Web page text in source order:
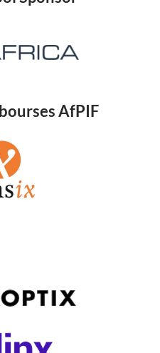
AfPIF